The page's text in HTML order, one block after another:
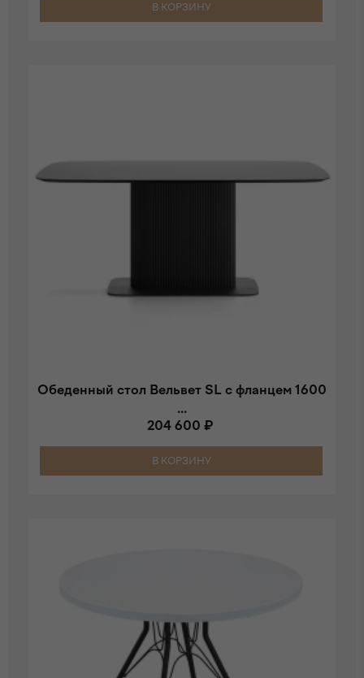
В КОРЗИНУ
Обеденный стол Вельвет SL с фланцем 1600
...
204 600 ₽
В КОРЗИНУ